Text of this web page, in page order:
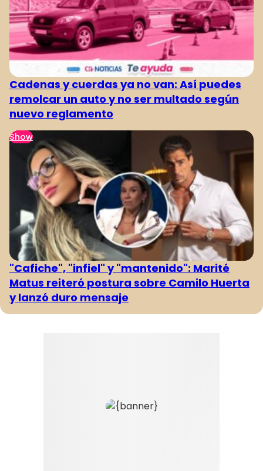
Cadenas y cuerdas ya no van: Así puedes
remolcar un auto y no ser multado según
nuevo reglamento
Show
"Cafiche", "infiel" y "mantenido": Marité
Matus reiteró postura sobre Camilo Huerta
y lanzó duro mensaje